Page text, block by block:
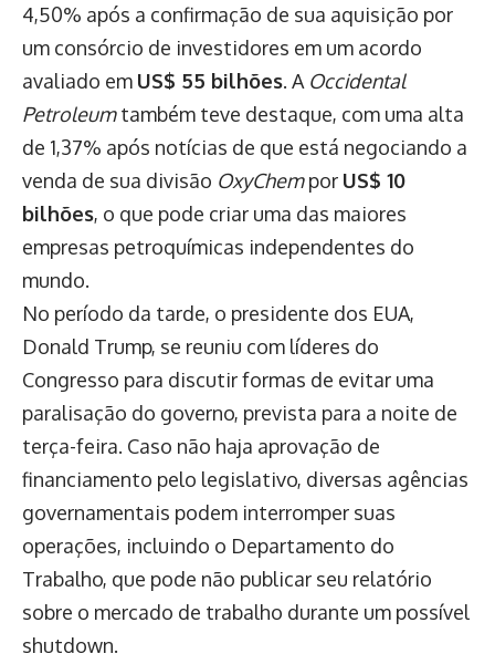
4,50% após a confirmação de sua aquisição por
um consórcio de investidores em um acordo
avaliado em US$ 55 bilhões. A Occidental
Petroleumtambém teve destaque, com uma alta
de 1,37% após notícias de que está negociando a
venda de sua divisão OxyChempor US$ 10
bilhões, o que pode criar uma das maiores
empresas petroquímicas independentes do
mundo.
No período da tarde, o presidente dos EUA,
Donald Trump, se reuniu com líderes do
Congresso para discutir formas de evitar uma
paralisação do governo, prevista para a noite de
terça-feira. Caso não haja aprovação de
financiamento pelo legislativo, diversas agências
governamentais podem interromper suas
operações, incluindo o Departamento do
Trabalho, que pode não publicar seu relatório
sobre o mercado de trabalho durante um possível
shutdown.